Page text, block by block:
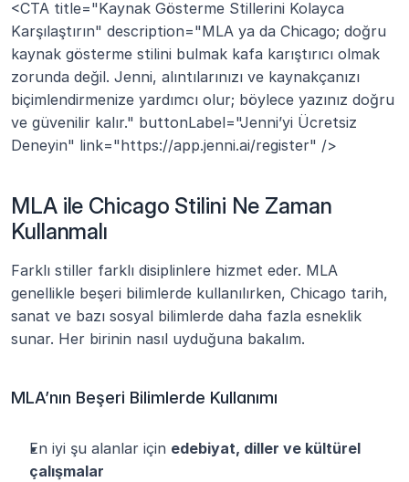
<CTA title="Kaynak Gösterme Stillerini Kolayca
Karşılaştırın" description="MLA ya da Chicago; doğru
kaynak gösterme stilini bulmak kafa karıştırıcı olmak
zorunda değil. Jenni, alıntılarınızı ve kaynakçanızı
biçimlendirmenize yardımcı olur; böylece yazınız doğru
ve güvenilir kalır." buttonLabel="Jenni’yi Ücretsiz
Deneyin" link="https://app.jenni.ai/register" />
MLA ile Chicago Stilini Ne Zaman
Kullanmalı
Farklı stiller farklı disiplinlere hizmet eder. MLA
genellikle beşeri bilimlerde kullanılırken, Chicago tarih,
sanat ve bazı sosyal bilimlerde daha fazla esneklik
sunar. Her birinin nasıl uyduğuna bakalım.
MLA’nın Beşeri Bilimlerde Kullanımı
En iyi şu alanlar için edebiyat, diller ve kültürel
çalışmalar